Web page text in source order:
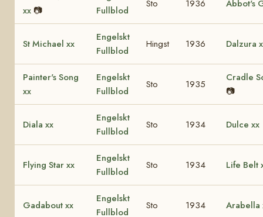
xx 📷
Fullblod
Sto 1936 Abbot's
St Michael xx
Engelskt
Fullblod
Hingst 1936 Dalzura
Painter's Song
xx
Engelskt
Fullblod
Sto 1935
Cradle
📷
Diala xx
Engelskt
Fullblod
Sto 1934 Dulce xx
Flying Star xx
Engelskt
Fullblod
Sto 1934 Life Belt
Gadabout xx
Engelskt
Fullblod
Sto 1934 Arabella